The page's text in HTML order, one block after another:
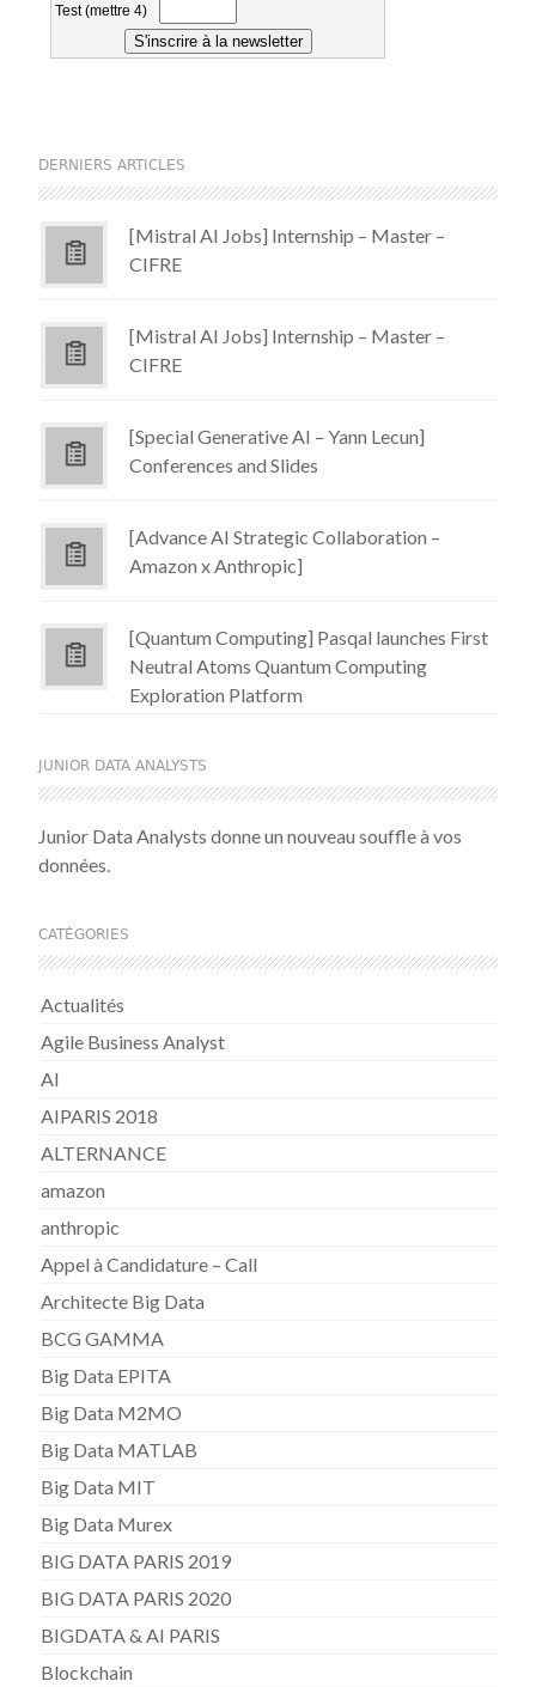
DERNIERS ARTICLES
[Mistral AI Jobs] Internship – Master –
CIFRE
[Mistral AI Jobs] Internship – Master –
CIFRE
[Special Generative AI – Yann Lecun]
Conferences and Slides
[Advance AI Strategic Collaboration –
Amazon x Anthropic]
[Quantum Computing] Pasqal launches First
Neutral Atoms Quantum Computing
Exploration Platform
JUNIOR DATA ANALYSTS
Junior Data Analysts donne un nouveau souffle à vos
données.
CATÉGORIES
Actualités
Agile Business Analyst
AI
AIPARIS 2018
ALTERNANCE
amazon
anthropic
Appel à Candidature – Call
Architecte Big Data
BCG GAMMA
Big Data EPITA
Big Data M2MO
Big Data MATLAB
Big Data MIT
Big Data Murex
BIG DATA PARIS 2019
BIG DATA PARIS 2020
BIGDATA & AI PARIS
Blockchain